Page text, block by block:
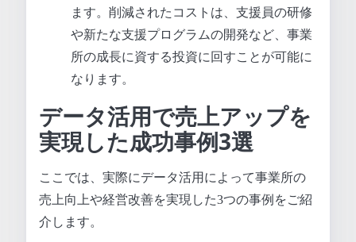
ます。削減されたコストは、支援員の研修
や新たな支援プログラムの開発など、事業
所の成長に資する投資に回すことが可能に
なります。
データ活用で売上アップを
実現した成功事例3選
ここでは、実際にデータ活用によって事業所の
売上向上や経営改善を実現した3つの事例をご紹
介します。